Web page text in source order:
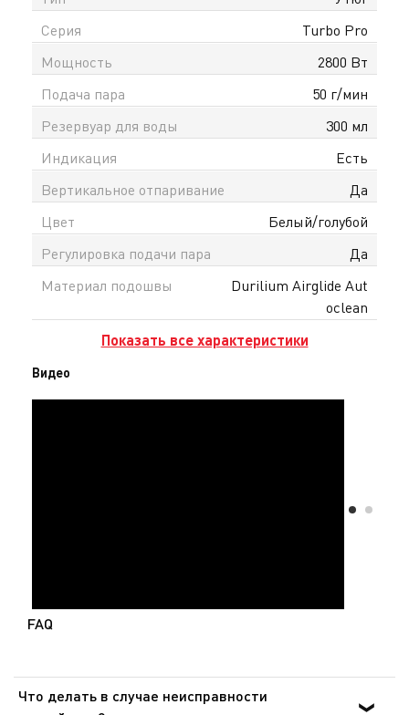
Серия
Turbo Pro
Мощность
2800 Вт
Подача пара
50 г/мин
Резервуар для воды
300 мл
Индикация
Есть
Вертикальное отпаривание
Да
Цвет
Белый/голубой
Регулировка подачи пара
Да
Материал подошвы
Durilium Airglide Aut
oclean
Показать все характеристики
Видео
FAQ
Что делать в случае неисправности